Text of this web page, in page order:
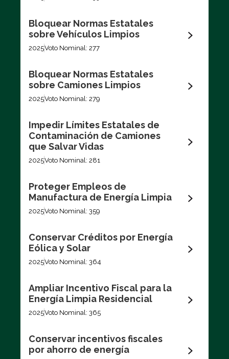
Bloquear Normas Estatales
sobre Vehículos Limpios
2025Voto Nominal: 277
Bloquear Normas Estatales
sobre Camiones Limpios
2025Voto Nominal: 279
Impedir Límites Estatales de
Contaminación de Camiones
que Salvar Vidas
2025Voto Nominal: 281
Proteger Empleos de
Manufactura de Energía Limpia
2025Voto Nominal: 359
Conservar Créditos por Energía
Eólica y Solar
2025Voto Nominal: 364
Ampliar Incentivo Fiscal para la
Energía Limpia Residencial
2025Voto Nominal: 365
Conservar incentivos fiscales
por ahorro de energía